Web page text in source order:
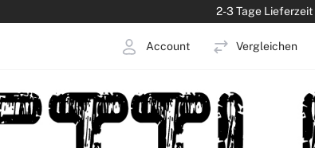
2-3 Tage Lieferzeit
Account
Vergleichen